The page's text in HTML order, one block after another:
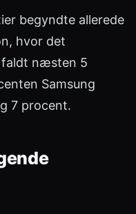
begyndte allerede
hvor det
faldt næsten 5
Samsung
7 procent.